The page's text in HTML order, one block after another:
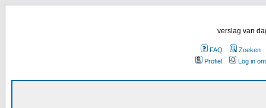
verslag van
FAQ
Zoeken
Profiel
Log in